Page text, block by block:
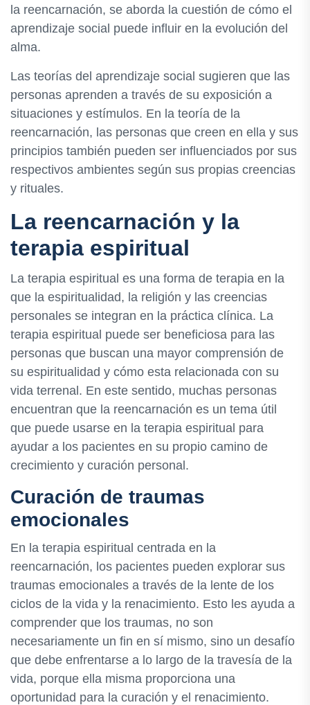
la reencarnación, se aborda la cuestión de cómo el
aprendizaje social puede influir en la evolución del
alma.
Las teorías del aprendizaje social sugieren que las
personas aprenden a través de su exposición a
situaciones y estímulos. En la teoría de la
reencarnación, las personas que creen en ella y sus
principios también pueden ser influenciados por sus
respectivos ambientes según sus propias creencias
y rituales.
La reencarnación y la
terapia espiritual
La terapia espiritual es una forma de terapia en la
que la espiritualidad, la religión y las creencias
personales se integran en la práctica clínica. La
terapia espiritual puede ser beneficiosa para las
personas que buscan una mayor comprensión de
su espiritualidad y cómo esta relacionada con su
vida terrenal. En este sentido, muchas personas
encuentran que la reencarnación es un tema útil
que puede usarse en la terapia espiritual para
ayudar a los pacientes en su propio camino de
crecimiento y curación personal.
Curación de traumas
emocionales
En la terapia espiritual centrada en la
reencarnación, los pacientes pueden explorar sus
traumas emocionales a través de la lente de los
ciclos de la vida y la renacimiento. Esto les ayuda a
comprender que los traumas, no son
necesariamente un fin en sí mismo, sino un desafío
que debe enfrentarse a lo largo de la travesía de la
vida, porque ella misma proporciona una
oportunidad para la curación y el renacimiento.